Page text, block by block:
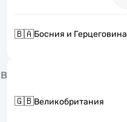
🇧🇦Босния и Герцеговина
В
🇬🇧Великобритания